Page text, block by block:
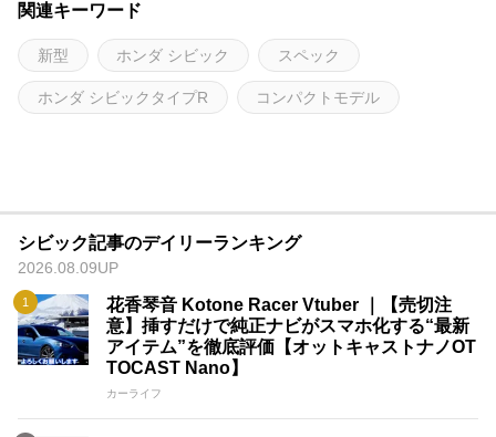
関連キーワード
新型 ホンダ シビック スペック
ホンダ シビックタイプR コンパクトモデル
シビック記事のデイリーランキング
2026.08.09UP
花香琴音 Kotone Racer Vtuber ｜【売切注
意】挿すだけで純正ナビがスマホ化する“最新
アイテム”を徹底評価【オットキャストナノOT
TOCAST Nano】
カーライフ